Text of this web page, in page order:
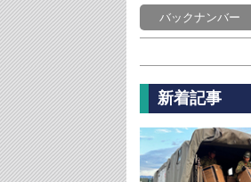
バックナンバー
新着記事